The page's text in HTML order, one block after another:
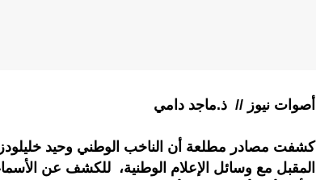
أصوات نيوز // ذ.ماجد دامي
كشفت مصادر مطلعة أن الناخب الوطني وحيد
المقبل مع وسائل الإعلام الوطنية، للكشف عن